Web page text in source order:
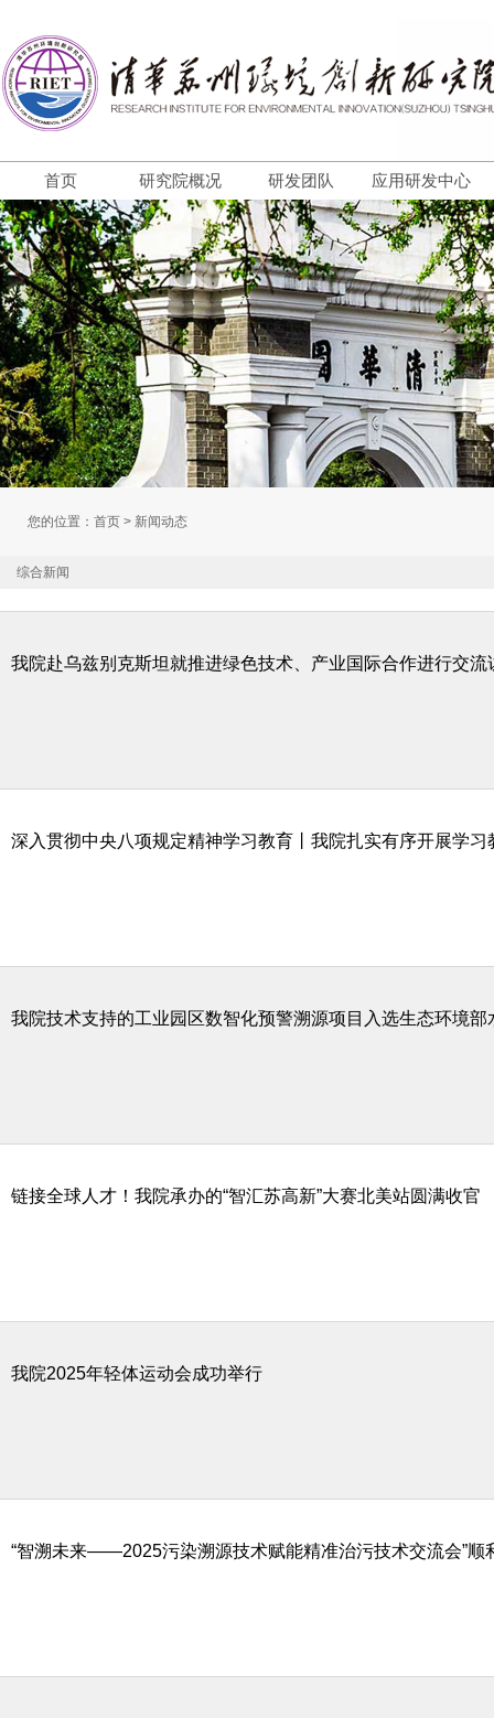
首页 研究院概况 研发团队 应用研发中心
您的位置： 首页 > 新闻动态
综合新闻
我院赴乌兹别克斯坦就推进绿色技术、产业国际合作进行交流
深入贯彻中央八项规定精神学习教育丨我院扎实有序开展学习
我院技术支持的工业园区数智化预警溯源项目入选生态环境部
链接全球人才！我院承办的“智汇苏高新”大赛北美站圆满收官
我院2025年轻体运动会成功举行
“智溯未来——2025污染溯源技术赋能精准治污技术交流会”顺